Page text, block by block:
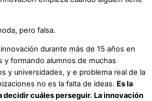
pero falsa.
durante más de 15 años en
y formando alumnos de muchas
y universidades, y e problema real de la
no es la falta de ideas. Es la
decidir cuáles perseguir. La innovación